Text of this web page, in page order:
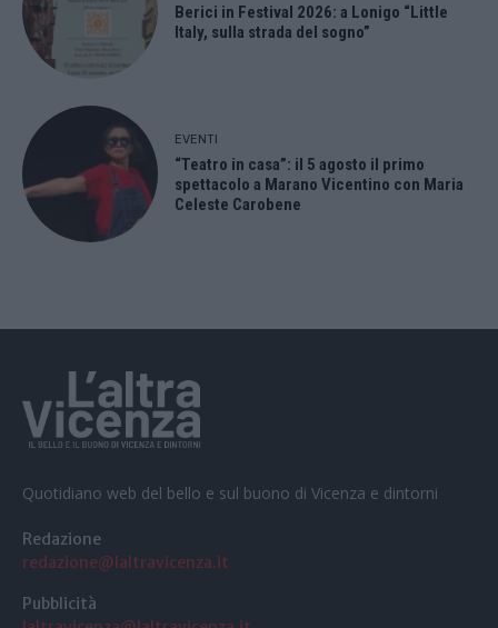
Berici in Festival 2026: a Lonigo “Little
Italy, sulla strada del sogno”
EVENTI
“Teatro in casa”: il 5 agosto il primo
spettacolo a Marano Vicentino con Maria
Celeste Carobene
Quotidiano web del bello e sul buono di Vicenza e dintorni
Redazione
redazione@laltravicenza.it
Pubblicità